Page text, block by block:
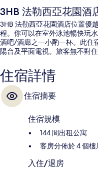
3HB 法勒西亞花園酒
3HB 法勒西亞花園酒店位置優
程。你可以在室外泳池暢快玩
酒吧/酒廊之一小酌一杯。此住
陽台及平面電視。旅客無不對
住宿詳情
住宿摘要
住宿規模
144 間出租公寓
客房分佈於 4 個樓
入住/退房